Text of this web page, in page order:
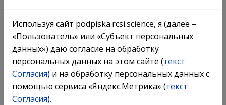
Используя сайт podpiska.rcsi.science, я (далее –
«Пользователь» или «Субъект персональных
данных») даю согласие на обработку
персональных данных на этом сайте (текст
Согласия) и на обработку персональных данных с
помощью сервиса «Яндекс.Метрика» (текст
Согласия).